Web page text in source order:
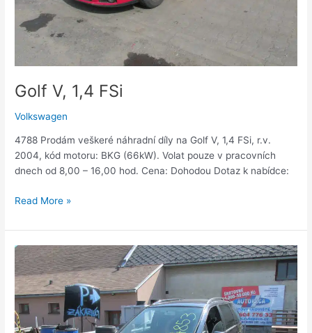
Golf V, 1,4 FSi
Volkswagen
4788 Prodám veškeré náhradní díly na Golf V, 1,4 FSi, r.v.
2004, kód motoru: BKG (66kW). Volat pouze v pracovních
dnech od 8,00 – 16,00 hod. Cena: Dohodou Dotaz k nabídce:
Read More »
Sharan
1,9TDi